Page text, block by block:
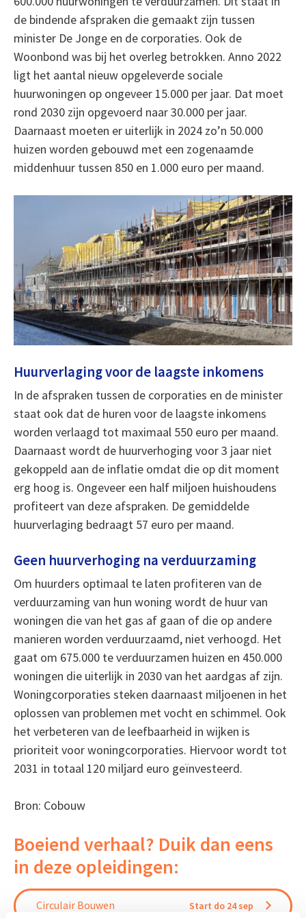
de bindende afspraken die gemaakt zijn tussen
minister De Jonge en de corporaties. Ook de
Woonbond was bij het overleg betrokken. Anno 2022
ligt het aantal nieuw opgeleverde sociale
huurwoningen op ongeveer 15.000 per jaar. Dat moet
rond 2030 zijn opgevoerd naar 30.000 per jaar.
Daarnaast moeten er uiterlijk in 2024 zo’n 50.000
huizen worden gebouwd met een zogenaamde
middenhuur tussen 850 en 1.000 euro per maand.
Huurverlaging voor de laagste inkomens
In de afspraken tussen de corporaties en de minister
staat ook dat de huren voor de laagste inkomens
worden verlaagd tot maximaal 550 euro per maand.
Daarnaast wordt de huurverhoging voor 3 jaar niet
gekoppeld aan de inflatie omdat die op dit moment
erg hoog is. Ongeveer een half miljoen huishoudens
profiteert van deze afspraken. De gemiddelde
huurverlaging bedraagt 57 euro per maand.
Geen huurverhoging na verduurzaming
Om huurders optimaal te laten profiteren van de
verduurzaming van hun woning wordt de huur van
woningen die van het gas af gaan of die op andere
manieren worden verduurzaamd, niet verhoogd. Het
gaat om 675.000 te verduurzamen huizen en 450.000
woningen die uiterlijk in 2030 van het aardgas af zijn.
Woningcorporaties steken daarnaast miljoenen in het
oplossen van problemen met vocht en schimmel. Ook
het verbeteren van de leefbaarheid in wijken is
prioriteit voor woningcorporaties. Hiervoor wordt tot
2031 in totaal 120 miljard euro geïnvesteerd.
Bron: Cobouw
Boeiend verhaal? Duik dan eens
in deze opleidingen:
Circulair Bouwen Start do 24 sep